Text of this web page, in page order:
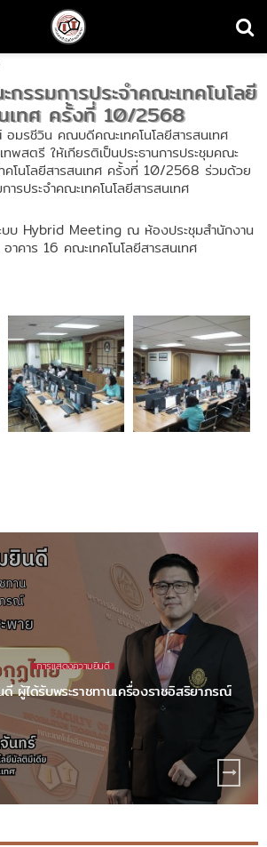
รรมการประจำคณะเทคโนโลยี
เทศ ครั้งที่ 10/2568
มรชีวิน คณบดีคณะเทคโนโลยีสารสนเทศ
ทพสตรี ให้เกียรติเป็นประธานการประชุมคณะ
คโนโลยีสารสนเทศ ครั้งที่ 10/2568 ร่วมด้วย
ารประจำคณะเทคโนโลยีสารสนเทศ
บบ Hybrid Meeting ณ ห้องประชุมสำนักงาน
คาร 16 คณะเทคโนโลยีสารสนเทศ
จดหมายข่าว
มิถุนายน 2569